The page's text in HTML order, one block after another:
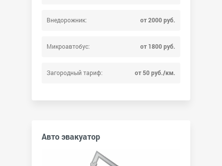
Внедорожник: от 2000 руб.
Микроавтобус: от 1800 руб.
Загородный тариф: от 50 руб./км.
Авто эвакуатор